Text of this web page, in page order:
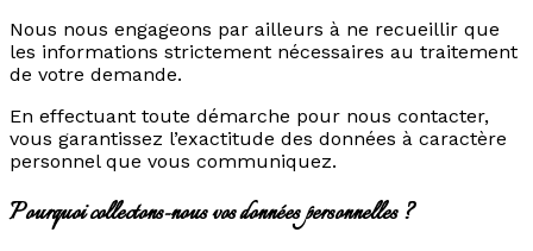
Nous nous engageons par ailleurs à ne recueillir que
les informations strictement nécessaires au traitement
de votre demande.
En effectuant toute démarche pour nous contacter,
vous garantissez l’exactitude des données à caractère
personnel que vous communiquez.
Pourquoi collectons-nous vos données personnelles ?